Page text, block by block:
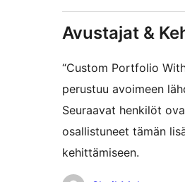
Avustajat &
“Custom Portfolio
perustuu avoimeen
Seuraavat henkilöt
osallistuneet tämän
kehittämiseen.